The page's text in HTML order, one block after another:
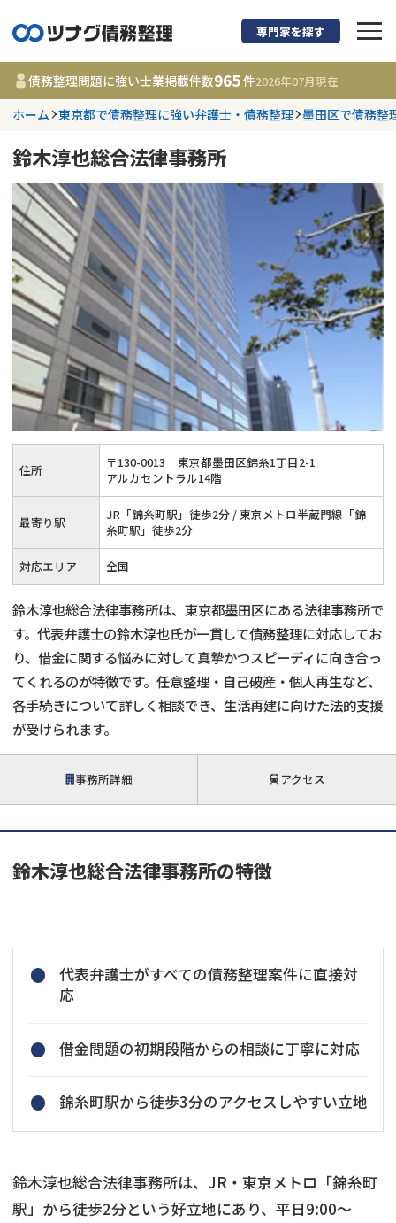
債務整理に強い弁
都道府県を選択
事務所
更新日 :2026年07月31日
相談内容で探す
借金返済相談・交渉
任意整理
時効援用
会社破産・法人破産
消費者金融・サラ金
闇金
費用相場
コラム
債務整理
個人再生（民事再生）
過払金
借金問題
専門家を探す
債務整理問題に強い士業掲載件数965件2026年07月現在
ホーム 東京都で債務整理に強い弁護士・債務整理 墨田区で債務整
鈴木淳也総合法律事務所
住所 〒130-0013
東京都墨田区錦糸1丁目2-1
アルカセントラル14階
最寄り駅
JR「錦糸町駅」徒歩2分 / 東京メトロ半蔵門線「錦
糸町駅」徒歩2分
対応エリア 全国
鈴木淳也総合法律事務所は、東京都墨田区にある法律事務所で
す。代表弁護士の鈴木淳也氏が一貫して債務整理に対応してお
り、借金に関する悩みに対して真摯かつスピーディに向き合っ
てくれるのが特徴です。任意整理・自己破産・個人再生など、
各手続きについて詳しく相談でき、生活再建に向けた法的支援
が受けられます。
事務所詳細 アクセス
鈴木淳也総合法律事務所の特徴
代表弁護士がすべての債務整理案件に直接対
応
借金問題の初期段階からの相談に丁寧に対応
錦糸町駅から徒歩3分のアクセスしやすい立地
鈴木淳也総合法律事務所は、JR・東京メトロ「錦糸町
駅」から徒歩2分という好立地にあり、平日9:00〜